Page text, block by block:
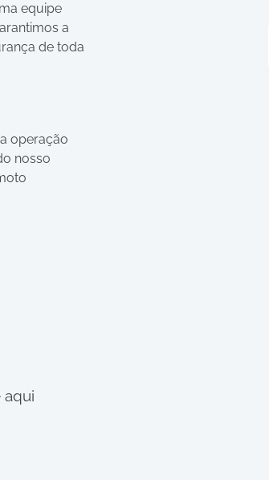
equipe
a
de toda
operação
nosso
aqui